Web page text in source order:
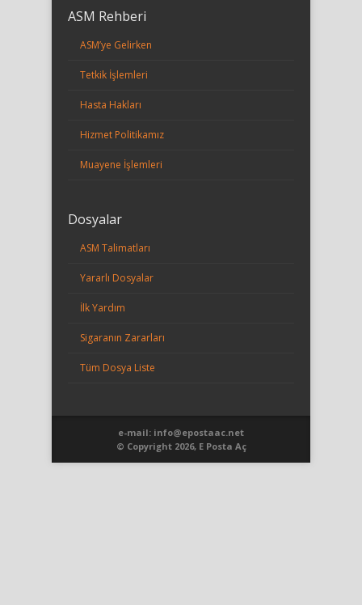
ASM Rehberi
ASM’ye Gelirken
Tetkik İşlemleri
Hasta Hakları
Hizmet Politikamız
Muayene İşlemleri
Dosyalar
ASM Talimatları
Yararlı Dosyalar
İlk Yardım
Sigaranın Zararları
Tüm Dosya Liste
e-mail: info@epostaac.net
© Copyright 2026, E Posta Aç